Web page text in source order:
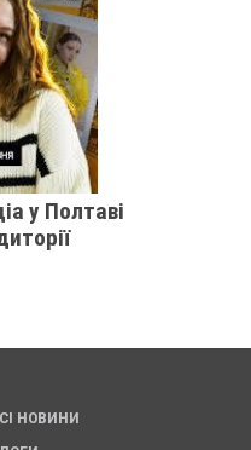
у Полтаві
НОВИНИ